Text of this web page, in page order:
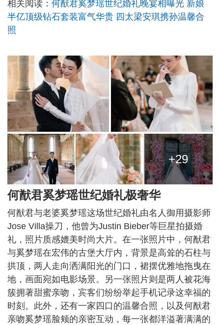
相关阅读： 何猷君奚梦瑶世纪婚礼晚宴相曝光 新娘
半亿顶级钻石套装富气华贵 四太梁安琪携孙温馨合
照
+29
何猷君奚梦瑶世纪婚礼极奢华
何猷君与老婆奚梦瑶这场世纪婚礼由名人御用摄影师
Jose Villa操刀，他曾为Justin Bieber等巨星拍摄婚
礼，照片质感媲美时尚大片。在一张照片中，何猷君
与奚梦瑶在宏伟的古堡大厅内，背景是高耸的石柱与
拱顶，两人走向洒满阳光的门口，裙摆优雅地拖曳在
地，画面宛如电影场景。另一张照片则是两人被花海
簇拥著甜蜜亲吻，宾客们纷纷举起手机记录这幸福的
时刻。此外，还有一家四口的温馨合照，以及何猷君
亲吻奚梦瑶脸颊的亲密互动，每一张都洋溢著满满的